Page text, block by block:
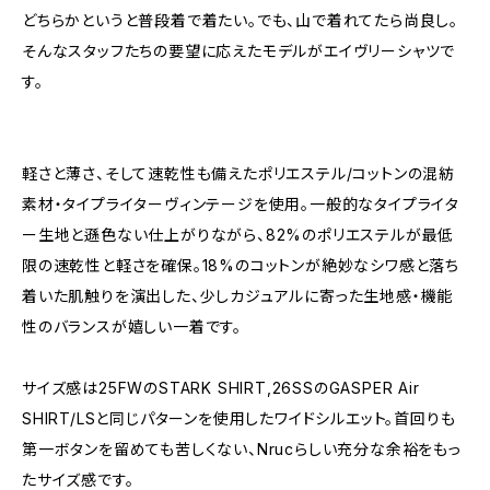
どちらかというと普段着で着たい。でも、山で着れてたら尚良し。
そんなスタッフたちの要望に応えたモデルがエイヴリーシャツで
す。
軽さと薄さ、そして速乾性も備えたポリエステル/コットンの混紡
素材・タイプライターヴィンテージを使用。一般的なタイプライタ
ー生地と遜色ない仕上がりながら、​82%のポリエステルが最低
限の速乾性と軽さを確保。18%のコットンが絶妙なシワ感と落ち
着いた肌触りを演出した、少しカジュアルに寄った生地感・機能
性のバランスが嬉しい一着です。
サイズ感は25FWのSTARK SHIRT,26SSのGASPER Air
SHIRT/LSと同じパターンを使用したワイドシルエット。首回りも
第一ボタンを留めても苦しくない、Nrucらしい充分な余裕をもっ
たサイズ感です。